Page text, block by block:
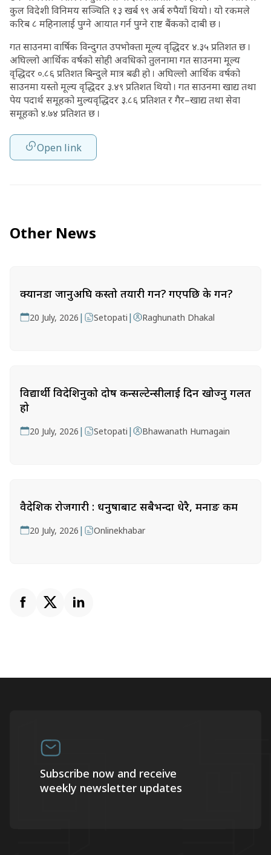
कुल विदेशी विनिमय सञ्चिति १३ खर्ब ९९ अर्ब रुपैयाँ थियो । यो रकमले
करिब ८ महिनालाई पुग्ने आयात गर्न पुग्ने राष्ट बैंकको दाबी छ ।
गत साउनमा वार्षिक विन्दुगत उपभोक्ता मूल्य वृद्धिदर ४.३५ प्रतिशत छ ।
अघिल्लो आर्थिक वर्षको सोही अवधिको तुलनामा गत साउनमा मूल्य
वृद्धिदर ०.८६ प्रतिशत बिन्दुले मात्र बढी हो । अघिल्लो आर्थिक वर्षको
साउनमा यस्तो मूल्य वृद्धिदर ३.४९ प्रतिशत थियो । गत साउनमा खाद्य तथा
पेय पदार्थ समूहको मुल्यवृद्धिदर ३.८६ प्रतिशत र गैर–खाद्य तथा सेवा
समूहको ४.७४ प्रतिशत छ ।
Open link
Other News
क्यानडा जानुअघि कस्तो तयारी गर्ने? गएपछि के गर्ने?
20 July, 2026 | Setopati | Raghunath Dhakal
विद्यार्थी विदेशिनुको दोष कन्सल्टेन्सीलाई दिन खोज्नु गलत
हो
20 July, 2026 | Setopati | Bhawanath Humagain
वैदेशिक रोजगारी : धनुषाबाट सबैभन्दा धेरै, मनाङ कम
20 July, 2026 | Onlinekhabar
Subscribe now and receive
weekly newsletter updates